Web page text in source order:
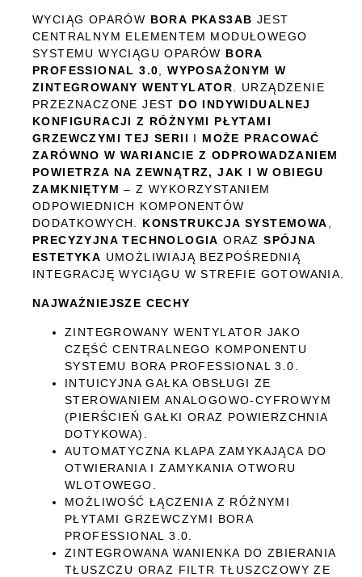
WYCIĄG OPARÓW BORA PKAS3AB JEST
CENTRALNYM ELEMENTEM MODUŁOWEGO
SYSTEMU WYCIĄGU OPARÓW BORA
PROFESSIONAL 3.0 ,WYPOSAŻONYM W
ZINTEGROWANY WENTYLATOR . URZĄDZENIE
PRZEZNACZONE JEST DO INDYWIDUALNEJ
KONFIGURACJI Z RÓŻNYMI PŁYTAMI
GRZEWCZYMI TEJ SERII I MOŻE PRACOWAĆ
ZARÓWNO W WARIANCIE Z ODPROWADZANIEM
POWIETRZA NA ZEWNĄTRZ, JAK I W OBIEGU
ZAMKNIĘTYM – Z WYKORZYSTANIEM
ODPOWIEDNICH KOMPONENTÓW
DODATKOWYCH. KONSTRUKCJA SYSTEMOWA
PRECYZYJNA TECHNOLOGIA ORAZSPÓJNA
ESTETYKA UMOŻLIWIAJĄ BEZPOŚREDNIĄ
INTEGRACJĘ WYCIĄGU W STREFIE GOTOWANIA.
NAJWAŻNIEJSZE CECHY
ZINTEGROWANY WENTYLATOR JAKO
CZĘŚĆ CENTRALNEGO KOMPONENTU
SYSTEMU BORA PROFESSIONAL 3.0.
INTUICYJNA GAŁKA OBSŁUGI ZE
STEROWANIEM ANALOGOWO-CYFROWYM
(PIERŚCIEŃ GAŁKI ORAZ POWIERZCHNIA
DOTYKOWA).
AUTOMATYCZNA KLAPA ZAMYKAJĄCA DO
OTWIERANIA I ZAMYKANIA OTWORU
WLOTOWEGO.
MOŻLIWOŚĆ ŁĄCZENIA Z RÓŻNYMI
PŁYTAMI GRZEWCZYMI BORA
PROFESSIONAL 3.0.
ZINTEGROWANA WANIENKA DO ZBIERANIA
TŁUSZCZU ORAZ FILTR TŁUSZCZOWY ZE